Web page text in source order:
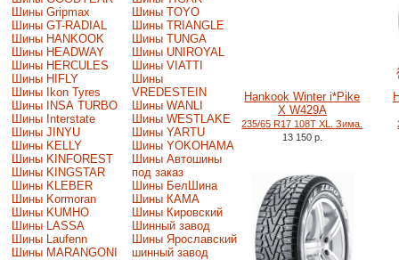
Шины Gripmax
Шины GT-RADIAL
Шины HANKOOK
Шины HEADWAY
Шины HERCULES
Шины HIFLY
Шины Ikon Tyres
Шины INSA TURBO
Шины Interstate
Шины JINYU
Шины KELLY
Шины KINFOREST
Шины KINGSTAR
Шины KLEBER
Шины Kormoran
Шины KUMHO
Шины LASSA
Шины Laufenn
Шины MARANGONI
Шины TOYO
Шины TRIANGLE
Шины TUNGA
Шины UNIROYAL
Шины VIATTI
Шины
VREDESTEIN
Шины WANLI
Шины WESTLAKE
Шины YARTU
Шины YOKOHAMA
Шины Автошины
под заказ
Шины БелШина
Шины КАМА
Шины Кировский
Шинный завод
Шины Ярославский
шинный завод
Hankook Winter i*Pike
X W429A
235/65 R17 108T XL. Зима.
13 150 р.